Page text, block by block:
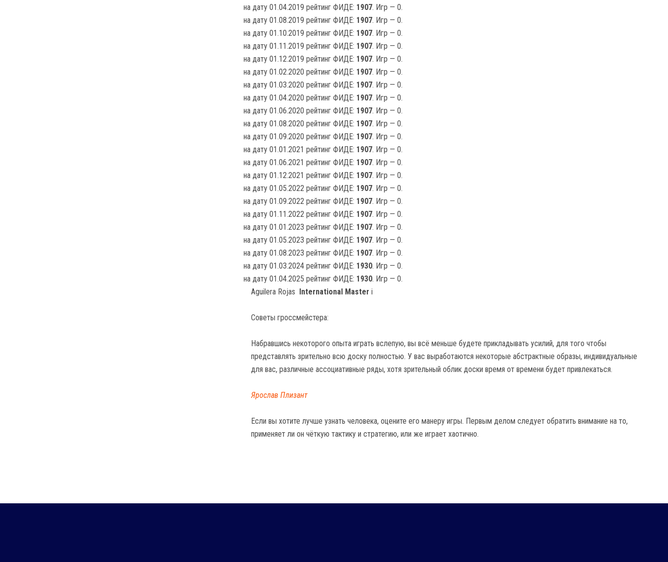
на дату 01.04.2019 рейтинг ФИДЕ: 1907. Игр — 0.
на дату 01.08.2019 рейтинг ФИДЕ: 1907. Игр — 0.
на дату 01.10.2019 рейтинг ФИДЕ: 1907. Игр — 0.
на дату 01.11.2019 рейтинг ФИДЕ: 1907. Игр — 0.
на дату 01.12.2019 рейтинг ФИДЕ: 1907. Игр — 0.
на дату 01.02.2020 рейтинг ФИДЕ: 1907. Игр — 0.
на дату 01.03.2020 рейтинг ФИДЕ: 1907. Игр — 0.
на дату 01.04.2020 рейтинг ФИДЕ: 1907. Игр — 0.
на дату 01.06.2020 рейтинг ФИДЕ: 1907. Игр — 0.
на дату 01.08.2020 рейтинг ФИДЕ: 1907. Игр — 0.
на дату 01.09.2020 рейтинг ФИДЕ: 1907. Игр — 0.
на дату 01.01.2021 рейтинг ФИДЕ: 1907. Игр — 0.
на дату 01.06.2021 рейтинг ФИДЕ: 1907. Игр — 0.
на дату 01.12.2021 рейтинг ФИДЕ: 1907. Игр — 0.
на дату 01.05.2022 рейтинг ФИДЕ: 1907. Игр — 0.
на дату 01.09.2022 рейтинг ФИДЕ: 1907. Игр — 0.
на дату 01.11.2022 рейтинг ФИДЕ: 1907. Игр — 0.
на дату 01.01.2023 рейтинг ФИДЕ: 1907. Игр — 0.
на дату 01.05.2023 рейтинг ФИДЕ: 1907. Игр — 0.
на дату 01.08.2023 рейтинг ФИДЕ: 1907. Игр — 0.
на дату 01.03.2024 рейтинг ФИДЕ: 1930. Игр — 0.
на дату 01.04.2025 рейтинг ФИДЕ: 1930. Игр — 0.
Aguilera Rojas International Master i
Советы гроссмейстера:
Набравшись некоторого опыта играть вслепую, вы всё меньше будете прикладывать усилий, для того чтобы
представлять зрительно всю доску полностью. У вас выработаются некоторые абстрактные образы, индивидуальные
для вас, различные ассоциативные ряды, хотя зрительный облик доски время от времени будет привлекаться.
Ярослав Плизант
Если вы хотите лучше узнать человека, оцените его манеру игры. Первым делом следует обратить внимание на то,
применяет ли он чёткую тактику и стратегию, или же играет хаотично.